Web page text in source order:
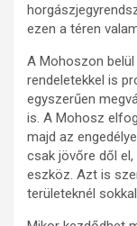
ezen a téren
A Mohoszon
rendeletekkel is
egyszerűen
is. A Mohosz
majd az
csak jövőre dől
eszköz. Azt is
területeknél